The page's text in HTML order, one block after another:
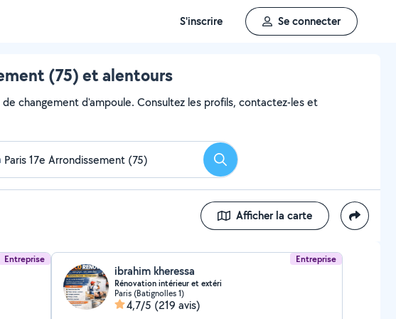
S'inscrire Se connecter
(75) et alentours
changement d'ampoule. Consultez les profils, contactez-les et
Rechercher
Afficher la carte
Entreprise Entreprise
ibrahim kheressa
Rénovation intérieur et extéri
Paris (Batignolles 1)
4,7/5 (219 avis)